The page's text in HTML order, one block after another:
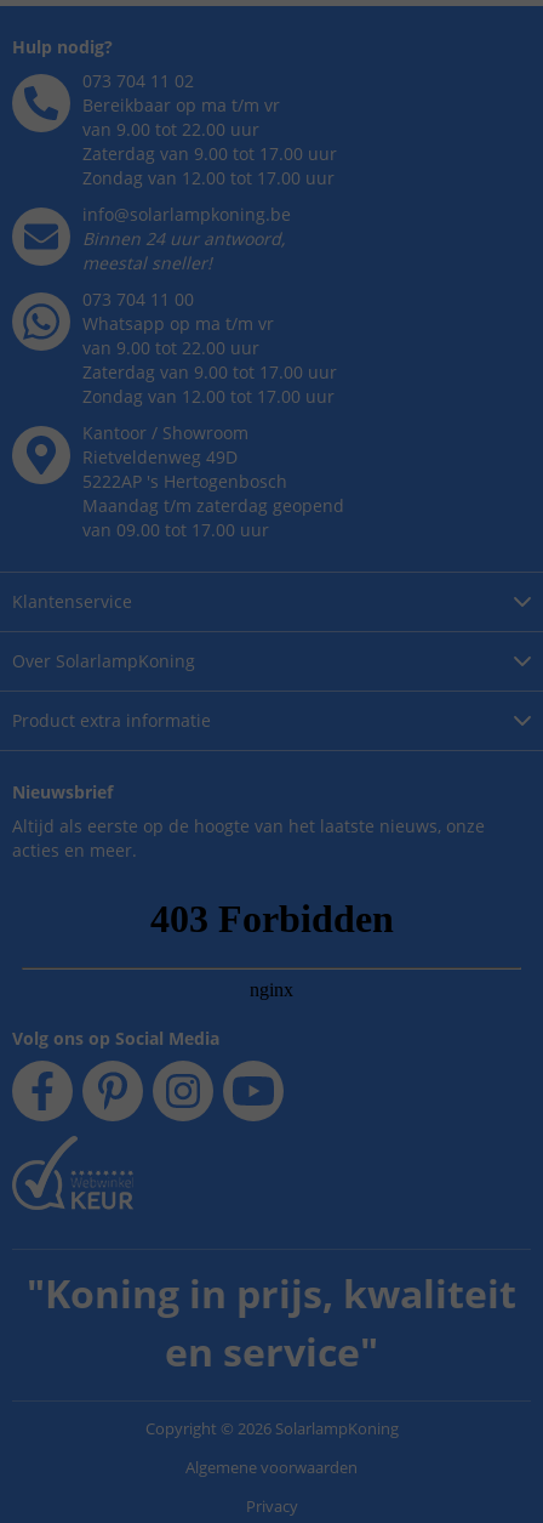
Over SolarlampKoning
Product extra informatie
Klantenservice
Hulp nodig?
073 704 11 02
Bereikbaar op ma t/m vr
van 9.00 tot 22.00 uur
Zaterdag van 9.00 tot 17.00 uur
Zondag van 12.00 tot 17.00 uur
info@solarlampkoning.be
Binnen 24 uur antwoord,
meestal sneller!
073 704 11 00
Whatsapp op ma t/m vr
van 9.00 tot 22.00 uur
Zaterdag van 9.00 tot 17.00 uur
Zondag van 12.00 tot 17.00 uur
Kantoor / Showroom
Rietveldenweg 49D
5222AP 's Hertogenbosch
Maandag t/m zaterdag geopend
van 09.00 tot 17.00 uur
Nieuwsbrief
Altijd als eerste op de hoogte van het laatste nieuws, onze
acties en meer.
Volg ons op Social Media
"Koning in prijs, kwaliteit
en service"
Copyright © 2026 SolarlampKoning
Algemene voorwaarden
Privacy